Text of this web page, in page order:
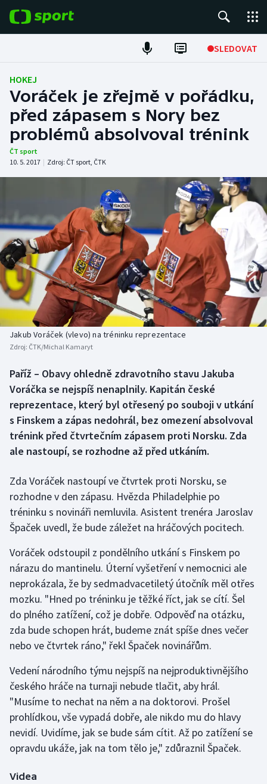
SLEDOVAT
Fotbal
Hokej
Tenis
Atletika
DALŠÍ SPORTY
Americký fotbal
Baseball a softbal
Basketbal
Biatlon
Box
Curling
Dostihy
Florbal
Futsal
Golf
Gymnastika
Házená
Jezdectví
Judo
Krasobruslení
Lezení
Lyže a snowboard
NEPŘEHLÉDNĚTE
Soutěže
Historické návraty
Aplikace ČT sport
HOKEJ
Voráček je zřejmě v pořádku,
před zápasem s Nory bez
problémů absolvoval trénink
ČT sport
10. 5. 2017 | Zdroj: ČT sport, ČTK
Jakub Voráček (vlevo) na tréninku reprezentace
Zdroj: ČTK/Michal Kamaryt
Paříž – Obavy ohledně zdravotního stavu Jakuba
Voráčka se nejspíš nenaplnily. Kapitán české
reprezentace, který byl otřesený po souboji v utkání
s Finskem a zápas nedohrál, bez omezení absolvoval
trénink před čtvrtečním zápasem proti Norsku. Zda
ale nastoupí, se rozhodne až před utkáním.
Zda Voráček nastoupí ve čtvrtek proti Norsku, se
rozhodne v den zápasu. Hvězda Philadelphie po
tréninku s novináři nemluvila. Asistent trenéra Jaroslav
Špaček uvedl, že bude záležet na hráčových pocitech.
Voráček odstoupil z pondělního utkání s Finskem po
nárazu do mantinelu. Úterní vyšetření v nemocnici ale
neprokázala, že by sedmadvacetiletý útočník měl otřes
mozku. "Hned po tréninku je těžké říct, jak se cítí. Šel
do plného zatížení, což je dobře. Odpověď na otázku,
zda bude schopen hrát, budeme znát spíše dnes večer
nebo ve čtvrtek ráno," řekl Špaček novinářům.
Vedení národního týmu nejspíš na nejproduktivnějšího
českého hráče na turnaji nebude tlačit, aby hrál.
"Musíme to nechat na něm a na doktorovi. Prošel
prohlídkou, vše vypadá dobře, ale nikdo mu do hlavy
nevidí. Uvidíme, jak se bude sám cítit. Až po zatížení se
opravdu ukáže, jak na tom tělo je," zdůraznil Špaček.
Videa